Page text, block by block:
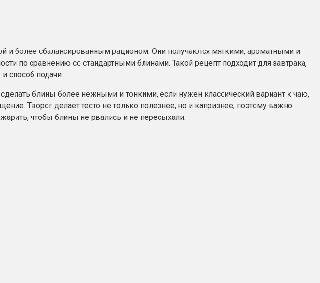
сбалансированным рационом. Они получаются мягкими, ароматными и
по сравнению со стандартными блинами. Такой рецепт подходит для завтрака,
способ подачи.
блины более нежными и тонкими, если нужен классический вариант к чаю,
Творог делает тесто не только полезнее, но и капризнее, поэтому важно
чтобы блины не рвались и не пересыхали.